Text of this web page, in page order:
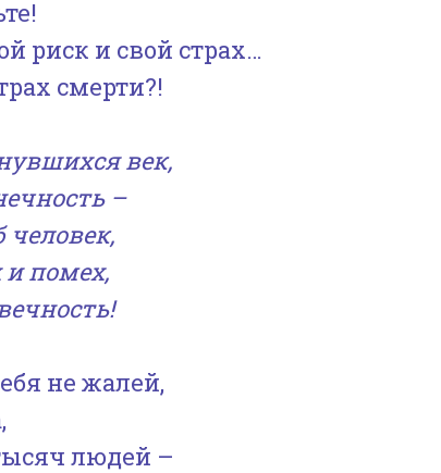
риск и свой страх…
смерти?!
век,
–
человек,
помех,
не жалей,
людей –